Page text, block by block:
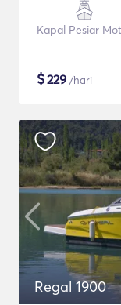
Kapal Pesiar
$229 /hari
Regal 1900